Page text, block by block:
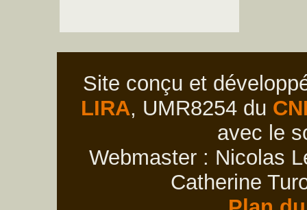
Site conçu et
LIRA, UMR8254 du
avec le
Webmaster : Nicolas
Catherine